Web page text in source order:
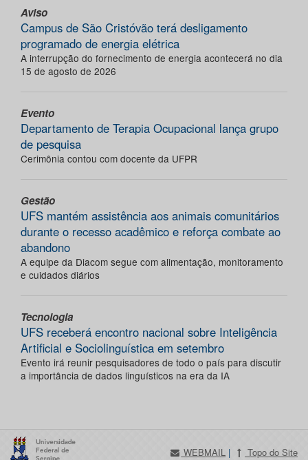
Aviso
Campus de São Cristóvão terá desligamento
programado de energia elétrica
A interrupção do fornecimento de energia acontecerá no dia
15 de agosto de 2026
Evento
Departamento de Terapia Ocupacional lança grupo
de pesquisa
Cerimônia contou com docente da UFPR
Gestão
UFS mantém assistência aos animais comunitários
durante o recesso acadêmico e reforça combate ao
abandono
A equipe da Diacom segue com alimentação, monitoramento
e cuidados diários
Tecnologia
UFS receberá encontro nacional sobre Inteligência
Artificial e Sociolinguística em setembro
Evento irá reunir pesquisadores de todo o país para discutir
a importância de dados linguísticos na era da IA
WEBMAIL | Topo do Site